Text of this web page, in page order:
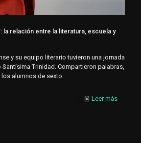
la relación entre la literatura, escuela y
y su equipo literario tuvieron una jornada
Trinidad. Compartieron palabras,
alumnos de sexto.
Leer más